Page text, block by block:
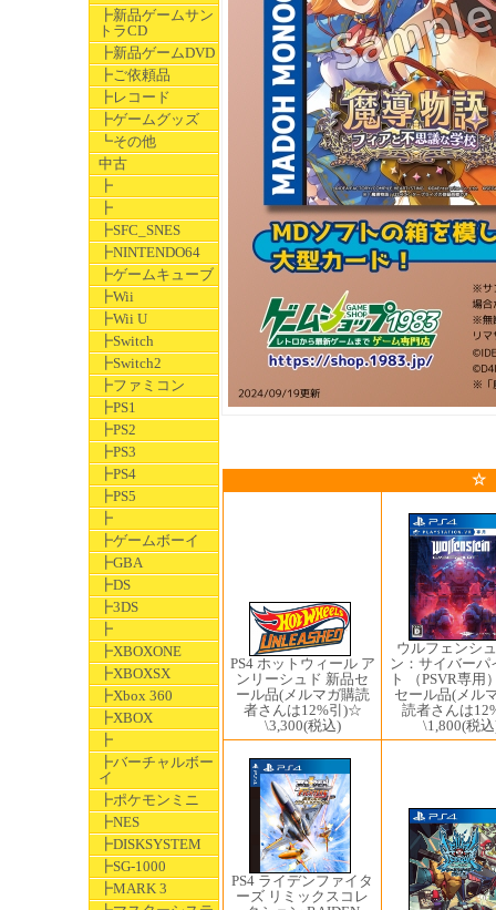
┣新品ゲームサン
トラCD
┣新品ゲームDVD
┣ご依頼品
┣レコード
┣ゲームグッズ
┗その他
中古
┣
┣
┣SFC_SNES
┣NINTENDO64
┣ゲームキューブ
┣Wii
┣Wii U
┣Switch
┣Switch2
┣ファミコン
┣PS1
┣PS2
┣PS3
┣PS4
┣PS5
┣
┣ゲームボーイ
┣GBA
┣DS
┣3DS
┣
┣XBOXONE
┣XBOXSX
┣Xbox 360
┣XBOX
┣
┣バーチャルボー
イ
┣ポケモンミニ
┣NES
┣DISKSYSTEM
┣SG-1000
┣MARK 3
☆
PS4 ホットウィール ア
ンリーシュド 新品セ
ール品(メルマガ購読
者さんは12%引)☆
\3,300(税込)
ウルフェンシ
ン：サイバーパ
ト （PSVR専用
セール品(メル
読者さんは
\1,800(税
PS4 ライデンファイタ
ーズ リミックスコレ